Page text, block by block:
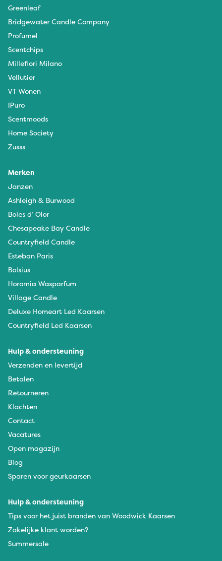
Greenleaf
Bridgewater Candle Company
Profumel
Scentchips
Millefiori Milano
Vellutier
VT Wonen
IPuro
Scentmoods
Home Society
Zusss
Merken
Janzen
Ashleigh & Burwood
Boles d’ Olor
Chesapeake Bay Candle
Countryfield Candle
Esteban Paris
Bolsius
Horomia Wasparfum
Village Candle
Deluxe Homeart Led Kaarsen
Countryfield Led Kaarsen
Hulp & ondersteuning
Verzenden en levertijd
Betalen
Retourneren
Klachten
Contact
Vacatures
Open magazijn
Blog
Sparen voor geurkaarsen
Hulp & ondersteuning
Tips voor het juist branden van Woodwick Kaarsen
Zakelijke klant worden?
Summersale